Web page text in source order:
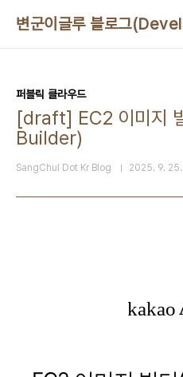
변군이글루 블로그
퍼블릭 클라우드
[draft] EC2 이미지
Builder)
SangChul Dot Kr Blog 2025. 9. 25.